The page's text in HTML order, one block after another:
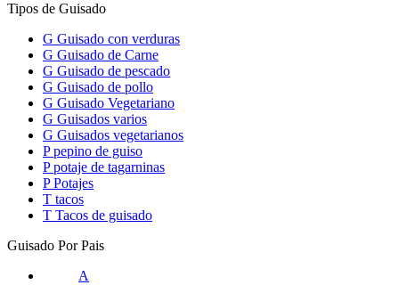
Tipos de Guisado
G Guisado con verduras
G Guisado de Carne
G Guisado de pescado
G Guisado de pollo
G Guisado Vegetariano
G Guisados varios
G Guisados vegetarianos
P pepino de guiso
P potaje de tagarninas
P Potajes
T tacos
T Tacos de guisado
Guisado Por Pais
A